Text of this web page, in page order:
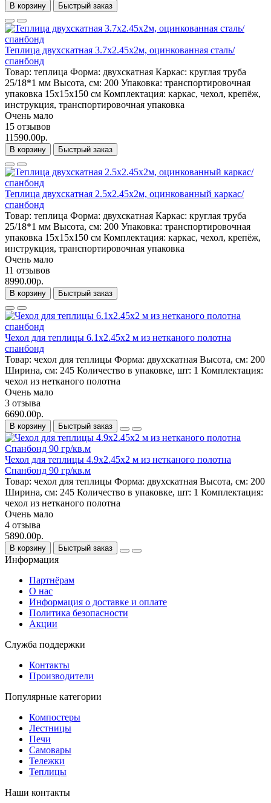
В корзину Быстрый заказ
Теплица двухскатная 3.7х2.45х2м, оцинкованная сталь/
спанбонд
Товар: теплица Форма: двухскатная Каркас: круглая труба
25/18*1 мм Высота, см: 200 Упаковка: транспортировочная
упаковка 15x15x150 см Комплектация: каркас, чехол, крепёж,
инструкция, транспортировочная упаковка
Очень мало
15 отзывов
11590.00р.
В корзину Быстрый заказ
Теплица двухскатная 2.5x2.45x2м, оцинкованный каркас/
спанбонд
Товар: теплица Форма: двухскатная Каркас: круглая труба
25/18*1 мм Высота, см: 200 Упаковка: транспортировочная
упаковка 15x15x150 см Комплектация: каркас, чехол, крепёж,
инструкция, транспортировочная упаковка
Очень мало
11 отзывов
8990.00р.
В корзину Быстрый заказ
Чехол для теплицы 6.1х2.45х2 м из нетканого полотна
спанбонд
Товар: чехол для теплицы Форма: двухскатная Высота, см: 200
Ширина, см: 245 Количество в упаковке, шт: 1 Комплектация:
чехол из нетканого полотна
Очень мало
3 отзыва
6690.00р.
В корзину Быстрый заказ
Чехол для теплицы 4.9х2.45х2 м из нетканого полотна
Спанбонд 90 гр/кв.м
Товар: чехол для теплицы Форма: двухскатная Высота, см: 200
Ширина, см: 245 Количество в упаковке, шт: 1 Комплектация:
чехол из нетканого полотна
Очень мало
4 отзыва
5890.00р.
В корзину Быстрый заказ
Информация
Партнёрам
О нас
Информация о доставке и оплате
Политика безопасности
Акции
Служба поддержки
Контакты
Производители
Популярные категории
Компостеры
Лестницы
Печи
Самовары
Тележки
Теплицы
Наши контакты